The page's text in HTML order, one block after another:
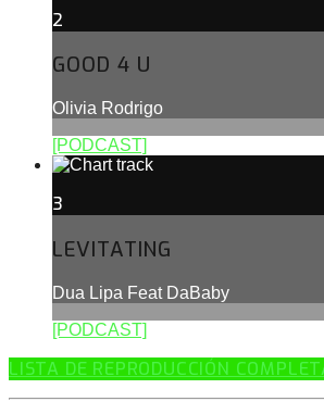
2
GOOD 4 U
Olivia Rodrigo
[PODCAST]
3
LEVITATING
Dua Lipa Feat DaBaby
[PODCAST]
LISTA DE REPRODUCCIÓN